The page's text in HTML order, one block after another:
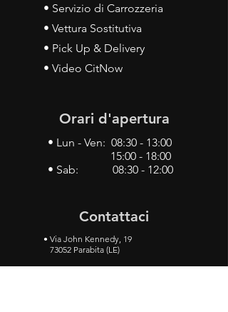
• Servizio di Carrozzeria
• Vettura Sostitutiva
• Pick Up & Delivery
• Video CitNow
Orari d'apertura
• Lun - Ven: 08:30 - 13:00
15:00 - 18:00
• Sab: 08:30 - 12:00
Contattaci
• Via John Kennedy, 19
73052 Parabita (LE)